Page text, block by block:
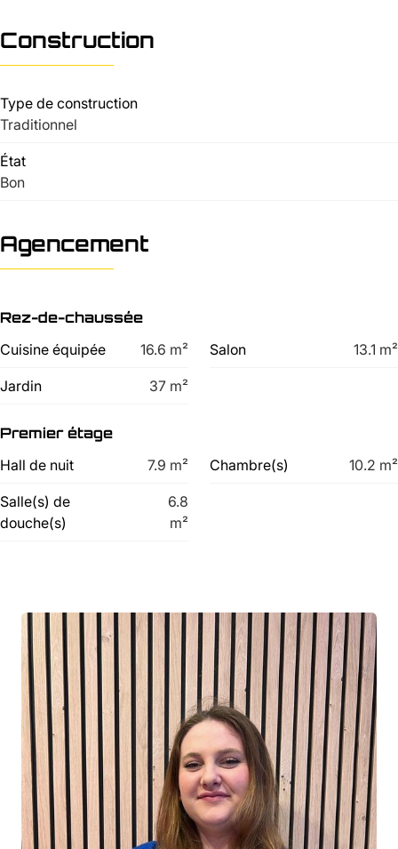
Construction
Type de construction
Traditionnel
État
Bon
Agencement
Rez-de-chaussée
Cuisine équipée
16.6 m² Salon 13.1 m²
Jardin 37 m²
Premier étage
Hall de nuit
7.9 m² Chambre(s) 10.2 m²
Salle(s) de
douche(s)
6.8
m²